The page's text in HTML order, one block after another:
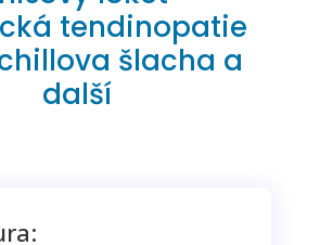
tendinopatie
šlacha a
další